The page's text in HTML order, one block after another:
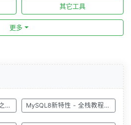
其它工具
更多
MySQL8介绍 - 全栈教程之MySQL8教程 MySQL8新特性 - 全栈教程之MySQL8教程